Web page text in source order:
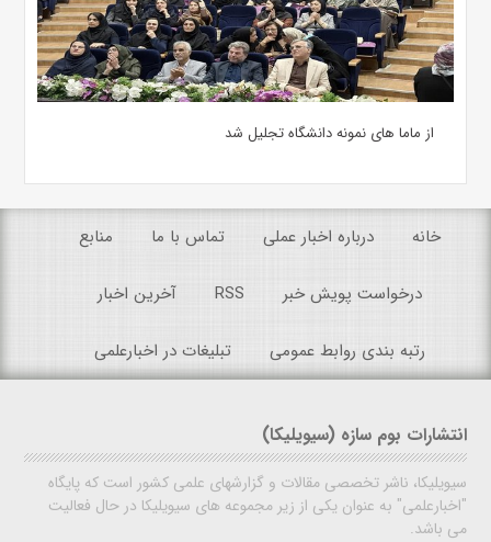
از ماما های نمونه دانشگاه تجلیل شد
خانه درباره اخبار عملی تماس با ما منابع
درخواست پویش خبر RSS آخرین اخبار
رتبه بندی روابط عمومی تبلیغات در اخبارعلمی
انتشارات بوم سازه (سیویلیکا)
سیویلیکا، ناشر تخصصی مقالات و گزارشهای علمی کشور است که پایگاه
"اخبارعلمی" به عنوان یکی از زیر مجموعه های سیویلیکا در حال فعالیت
می باشد.